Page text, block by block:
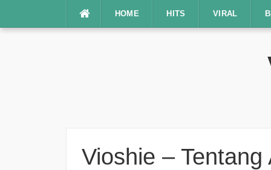
HOME HITS VIRAL
Vioshie –